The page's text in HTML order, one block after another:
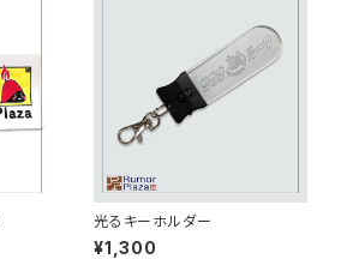
光るキーホルダー
¥1,300